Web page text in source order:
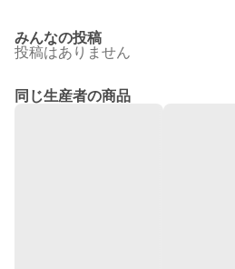
みんなの投稿
投稿はありません
同じ生産者の商品